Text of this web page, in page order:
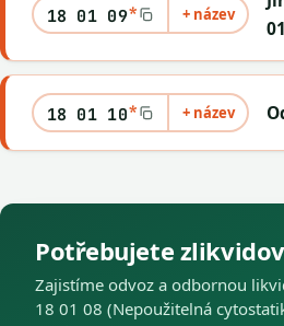
18 01 09* + název
18 01 10* + název
Potřebujete
Zajistíme odvoz a odbornou
18 01 08 (Nepoužitelná